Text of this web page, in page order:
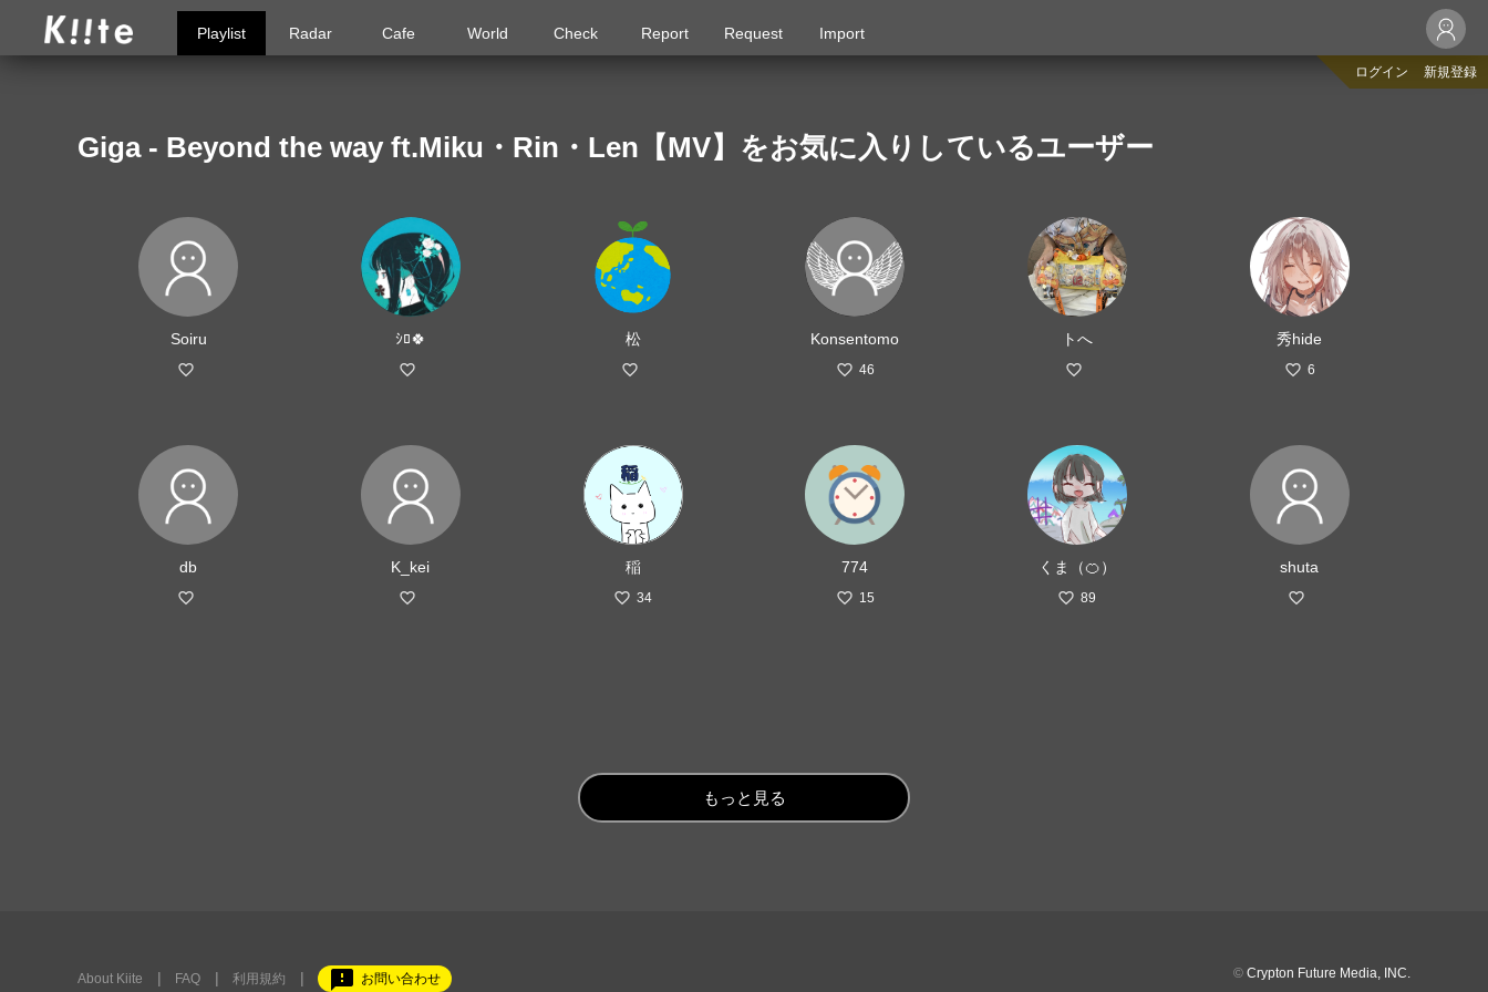
Playlist Radar Cafe World Check Report Request Import
ログイン 新規登録
Giga - Beyond the way ft.Miku・Rin・Len【MV】をお気に入りしているユーザー
Soiru ｼﾛ🍀 松 Konsentomo
46
トへ 秀hide
6
db K_kei 稲
34
774
15
くま（🍊）
89
shuta
もっと見る
About Kiite FAQ 利用規約 feedback お問い合わせ © Crypton Future Media, INC.